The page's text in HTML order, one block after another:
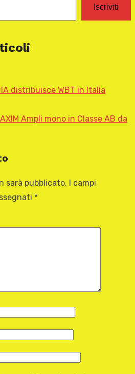
Iscriviti
distribuisce WBT in Italia
Ampli mono in Classe AB da
sarà pubblicato.
I campi
*